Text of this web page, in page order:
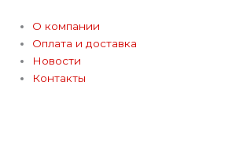
содержимому
О компании
Оплата и доставка
Новости
Контакты